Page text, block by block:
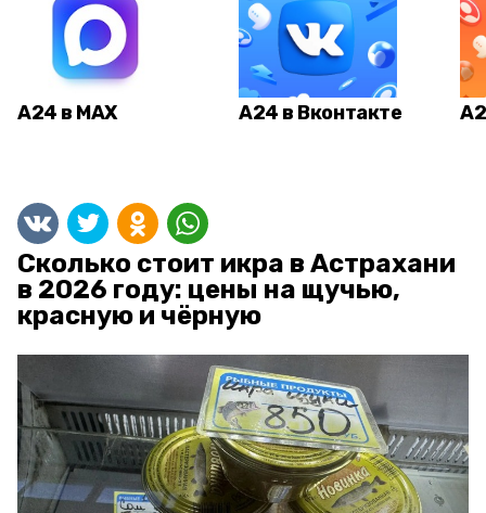
А24 в MAX А24 в Вконтакте
Сколько стоит икра в Астрахани
в 2026 году: цены на щучью,
красную и чёрную